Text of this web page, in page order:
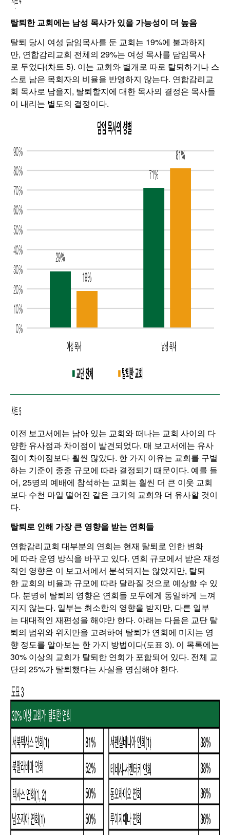
탈퇴한 교회에는 남성 목사가 있을 가능성이 더 높음
탈퇴 당시 여성 담임목사를 둔 교회는 19%에 불과하지
만, 연합감리교회 전체의 29%는 여성 목사를 담임목사
로 두었다(차트 5). 이는 교회와 별개로 따로 탈퇴하거나 스
스로 남은 목회자의 비율을 반영하지 않는다. 연합감리교
회 목사로 남을지, 탈퇴할지에 대한 목사의 결정은 목사들
이 내리는 별도의 결정이다.
이전 보고서에는 남아 있는 교회와 떠나는 교회 사이의 다
양한 유사점과 차이점이 발견되었다. 매 보고서에는 유사
점이 차이점보다 훨씬 많았다. 한 가지 이유는 교회를 구별
하는 기준이 종종 규모에 따라 결정되기 때문이다. 예를 들
어, 25명의 예배에 참석하는 교회는 훨씬 더 큰 이웃 교회
보다 수천 마일 떨어진 같은 크기의 교회와 더 유사할 것이
다.
탈퇴로 인해 가장 큰 영향을 받는 연회들
연합감리교회 대부분의 연회는 현재 탈퇴로 인한 변화
에 따라 운영 방식을 바꾸고 있다. 연회 규모에서 받은 재정
적인 영향은 이 보고서에서 분석되지는 않았지만, 탈퇴
한 교회의 비율과 규모에 따라 달라질 것으로 예상할 수 있
다. 분명히 탈퇴의 영향은 연회들 모두에게 동일하게 느껴
지지 않는다. 일부는 최소한의 영향을 받지만, 다른 일부
는 대대적인 재편성을 해야만 한다. 아래는 다음은 교단 탈
퇴의 범위와 위치만을 고려하여 탈퇴가 연회에 미치는 영
향 정도를 알아보는 한 가지 방법이다(도표 3). 이 목록에는
30% 이상의 교회가 탈퇴한 연회가 포함되어 있다. 전체 교
단의 25%가 탈퇴했다는 사실을 명심해야 한다.